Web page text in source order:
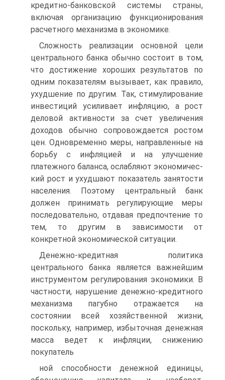
кредитно-банковской системы страны,
включая организацию функционирования
расчет­ного механизма в экономике.
Сложность реализации основной цели
центрального банка обычно состоит в том,
что достижение хороших результатов по
одним показателям вызывает, как правило,
ухудшение по другим. Так, стимулирование
инвестиций усиливает инфляцию, а рост
деловой активности за счет увеличения
доходов обычно сопровождается ростом
цен. Одновременно меры, направленные на
борьбу с инфля­цией и на улучшение
платежного баланса, ослабляют экономичес­
кий рост и ухудшают показатель занятости
населения. Поэтому центральный банк
должен принимать регулирующие меры
последо­вательно, отдавая предпочтение то
тем, то другим в зависимости от
конкретной экономической ситуации.
Денежно-кредитная политика
центрального банка является важнейшим
инструментом регулирования экономики. В
частности, нарушение денежно-кредитного
механизма пагубно отражается на
состоянии всей хозяйственной жизни,
поскольку, например, избы­точная денежная
масса ведет к инфляции, снижению
покупатель­
ной способности денежной единицы,